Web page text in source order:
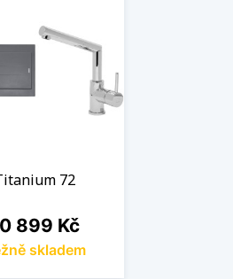
72
899 Kč
skladem